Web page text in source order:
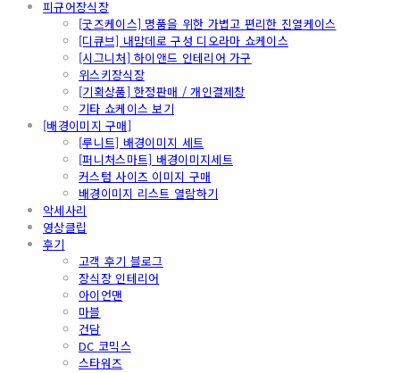
피규어장식장
[굿즈케이스] 명품을 위한 가볍고 편리한 진열케이스
[디큐브] 내맘데로 구성 디오라마 쇼케이스
[시그니처] 하이앤드 인테리어 가구
위스키장식장
[기획상품] 한정판매 / 개인결제창
기타 쇼케이스 보기
[배경이미지 구매]
[루니트] 배경이미지 세트
[퍼니처스마트] 배경이미지세트
커스텀 사이즈 이미지 구매
배경이미지 리스트 열람하기
악세사리
영상클립
후기
고객 후기 블로그
장식장 인테리어
아이언맨
마블
건담
DC 코믹스
스타워즈